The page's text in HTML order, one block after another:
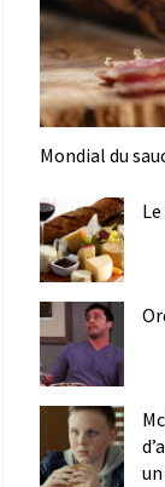
Mondial du